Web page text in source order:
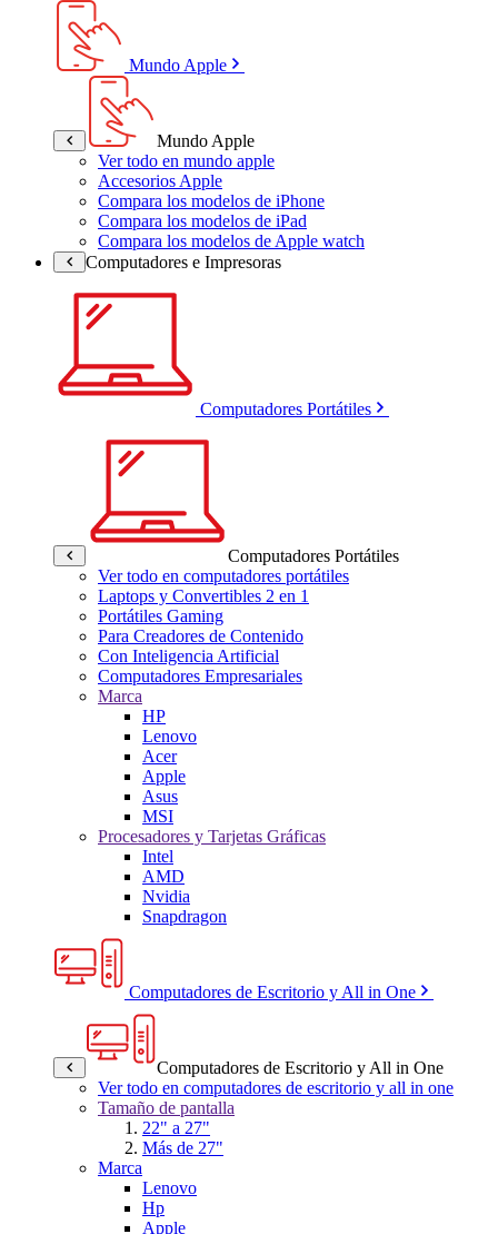
Mundo Apple
Mundo Apple
Ver todo en mundo apple
Accesorios Apple
Compara los modelos de iPhone
Compara los modelos de iPad
Compara los modelos de Apple watch
Computadores e Impresoras
Computadores Portátiles
Computadores Portátiles
Ver todo en computadores portátiles
Laptops y Convertibles 2 en 1
Portátiles Gaming
Para Creadores de Contenido
Con Inteligencia Artificial
Computadores Empresariales
Marca
HP
Lenovo
Acer
Apple
Asus
MSI
Procesadores y Tarjetas Gráficas
Intel
AMD
Nvidia
Snapdragon
Computadores de Escritorio y All in One
Computadores de Escritorio y All in One
Ver todo en computadores de escritorio y all in one
Tamaño de pantalla
22" a 27"
Más de 27"
Marca
Lenovo
Hp
Apple